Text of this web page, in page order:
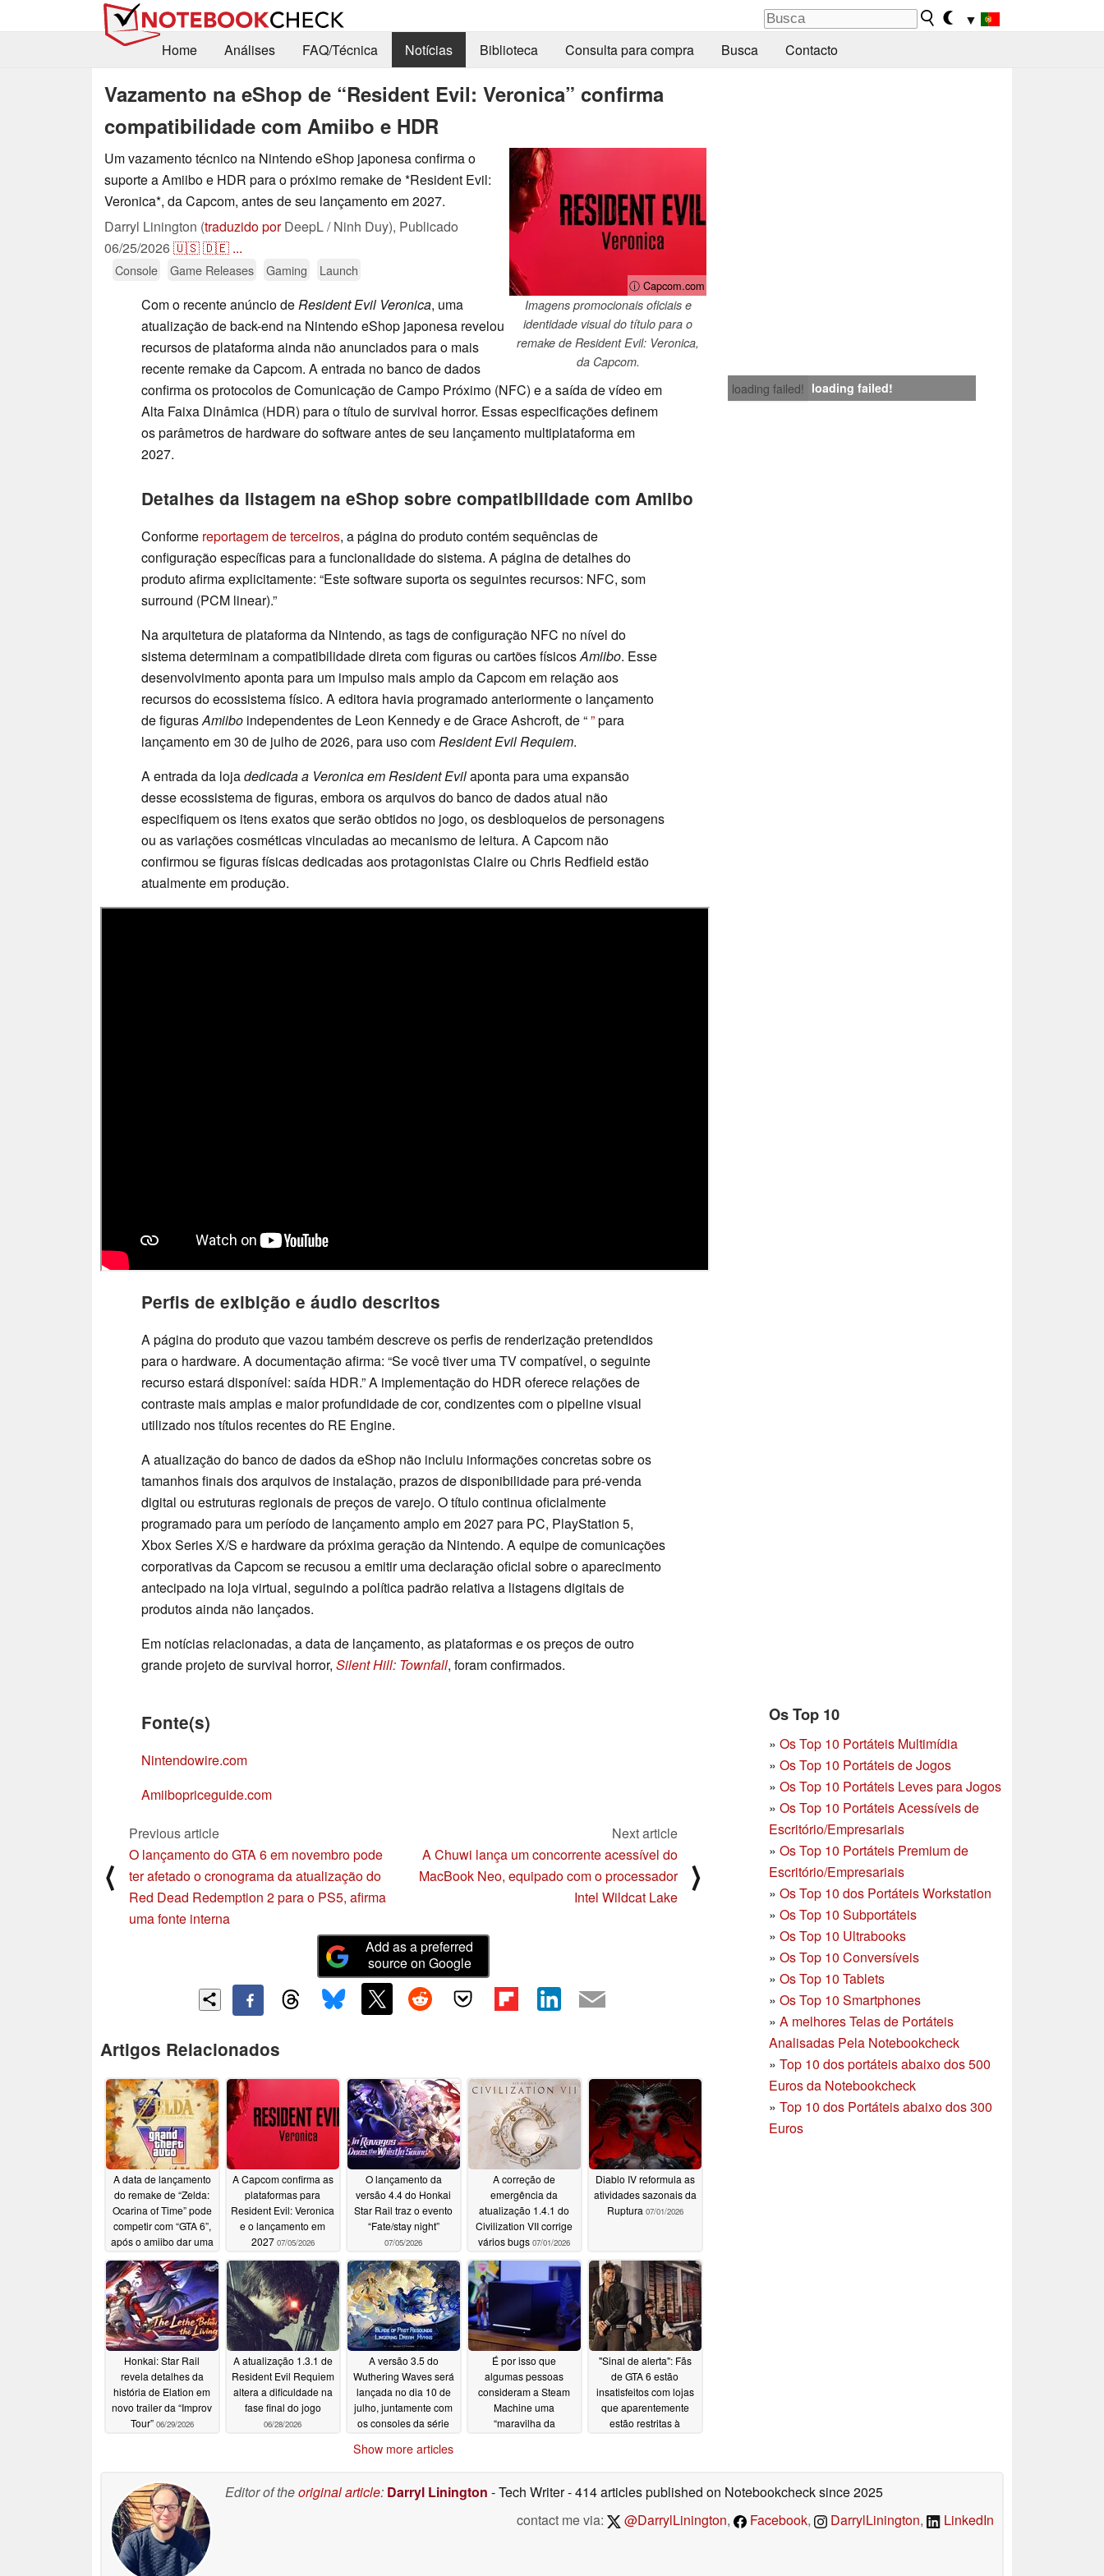
▼
Home
Análises FAQ/Técnica Notícias Biblioteca Consulta para compra Busca Contacto
Vazamento na eShop de “Resident Evil: Veronica” confirma
compatibilidade com Amiibo e HDR
ⓘ Capcom.com
Imagens promocionais oficiais e
identidade visual do título para o
remake de Resident Evil: Veronica,
da Capcom.
Um vazamento técnico na Nintendo eShop japonesa confirma o
suporte a Amiibo e HDR para o próximo remake de *Resident Evil:
Veronica*, da Capcom, antes de seu lançamento em 2027.
Darryl Linington (traduzido porDeepL / Ninh Duy), Publicado
06/25/2026🇺🇸🇩🇪 ...
Console Game Releases Gaming Launch
loading failed! loading failed!
Com o recente anúncio deResident Evil Veronica, uma
atualização de back-end na Nintendo eShop japonesa revelou
recursos de plataforma ainda não anunciados para o mais
recente remake da Capcom. A entrada no banco de dados
confirma os protocolos de Comunicação de Campo Próximo (NFC) e a saída de vídeo em
Alta Faixa Dinâmica (HDR) para o título de survival horror. Essas especificações definem
os parâmetros de hardware do software antes de seu lançamento multiplataforma em
2027.
Detalhes da listagem na eShop sobre compatibilidade com Amiibo
Conforme reportagem de terceiros, a página do produto contém sequências de
configuração específicas para a funcionalidade do sistema. A página de detalhes do
produto afirma explicitamente: “Este software suporta os seguintes recursos: NFC, som
surround (PCM linear).”
Na arquitetura de plataforma da Nintendo, as tags de configuração NFC no nível do
sistema determinam a compatibilidade direta com figuras ou cartões físicosAmiibo. Esse
desenvolvimento aponta para um impulso mais amplo da Capcom em relação aos
recursos do ecossistema físico. A editora havia programado anteriormente o lançamento
de figurasAmiibo independentes de Leon Kennedy e de Grace Ashcroft, de “”para
lançamento em 30 de julho de 2026, para uso comResident Evil Requiem.
A entrada da lojadedicada a Veronica em Resident Evilaponta para uma expansão
desse ecossistema de figuras, embora os arquivos do banco de dados atual não
especifiquem os itens exatos que serão obtidos no jogo, os desbloqueios de personagens
ou as variações cosméticas vinculadas ao mecanismo de leitura. A Capcom não
confirmou se figuras físicas dedicadas aos protagonistas Claire ou Chris Redfield estão
atualmente em produção.
Perfis de exibição e áudio descritos
A página do produto que vazou também descreve os perfis de renderização pretendidos
para o hardware. A documentação afirma: “Se você tiver uma TV compatível, o seguinte
recurso estará disponível: saída HDR.” A implementação do HDR oferece relações de
contraste mais amplas e maior profundidade de cor, condizentes com o pipeline visual
utilizado nos títulos recentes do RE Engine.
A atualização do banco de dados da eShop não incluiu informações concretas sobre os
tamanhos finais dos arquivos de instalação, prazos de disponibilidade para pré-venda
digital ou estruturas regionais de preços de varejo. O título continua oficialmente
programado para um período de lançamento amplo em 2027 para PC, PlayStation 5,
Xbox Series X/S e hardware da próxima geração da Nintendo. A equipe de comunicações
corporativas da Capcom se recusou a emitir uma declaração oficial sobre o aparecimento
antecipado na loja virtual, seguindo a política padrão relativa a listagens digitais de
produtos ainda não lançados.
Em notícias relacionadas, a data de lançamento, as plataformas e os preços de outro
grande projeto de survival horror, Silent Hill: Townfall, foram confirmados.
Os Top 10
» Os Top 10 Portáteis Multimídia
» Os Top 10 Portáteis de Jogos
» Os Top 10 Portáteis Leves para Jogos
» Os Top 10 Portáteis Acessíveis de
Escritório/Empresariais
» Os Top 10 Portáteis Premium de
Escritório/Empresariais
» Os Top 10 dos Portáteis Workstation
» Os Top 10 Subportáteis
» Os Top 10 Ultrabooks
» Os Top 10 Conversíveis
» Os Top 10 Tablets
» Os Top 10 Smartphones
» A melhores Telas de Portáteis
Analisadas Pela Notebookcheck
» Top 10 dos portáteis abaixo dos 500
Euros da Notebookcheck
» Top 10 dos Portáteis abaixo dos 300
Euros
Fonte(s)
Nintendowire.com
Amiibopriceguide.com
⟨
Previous article
O lançamento do GTA 6 em novembro pode
ter afetado o cronograma da atualização do
Red Dead Redemption 2 para o PS5, afirma
uma fonte interna
Next article
A Chuwi lança um concorrente acessível do
MacBook Neo, equipado com o processador
Intel Wildcat Lake
⟩
Add as a preferred
source on Google
Artigos Relacionados
A data de lançamento
do remake de “Zelda:
Ocarina of Time” pode
competir com “GTA 6”,
após o amiibo dar uma
07/31/2026
A Capcom confirma as
plataformas para
Resident Evil: Veronica
e o lançamento em
2027 07/05/2026
O lançamento da
versão 4.4 do Honkai
Star Rail traz o evento
“Fate/stay night”
07/05/2026
A correção de
emergência da
atualização 1.4.1 do
Civilization VII corrige
vários bugs 07/01/2026
Diablo IV reformula as
atividades sazonais da
Ruptura 07/01/2026
Honkai: Star Rail
revela detalhes da
história de Elation em
novo trailer da “Improv
Tour” 06/29/2026
A atualização 1.3.1 de
Resident Evil Requiem
altera a dificuldade na
fase final do jogo
06/28/2026
A versão 3.5 do
Wuthering Waves será
lançada no dia 10 de
julho, juntamente com
os consoles da série
É por isso que
algumas pessoas
consideram a Steam
Machine uma
“maravilha da
"Sinal de alerta": Fãs
de GTA 6 estão
insatisfeitos com lojas
que aparentemente
estão restritas à
Show more articles
Editor of theoriginal article: Darryl Linington - Tech Writer- 414 articles published on Notebookchecksince 2025
contact me via:
@DarrylLinington, Facebook, DarrylLinington, LinkedIn